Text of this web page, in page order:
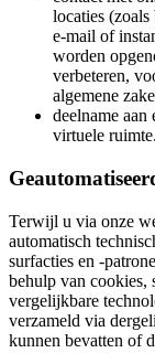
locaties (zoals
e-mail of
worden
verbeteren,
algemene
deelname aan
virtuele ruimte.
Terwijl u via onze
automatisch
surfacties en -
behulp van cookies,
vergelijkbare
verzameld via
kunnen bevatten of